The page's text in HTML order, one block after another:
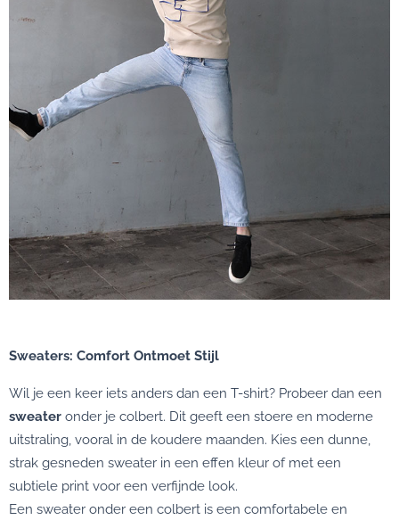
Sweaters: Comfort Ontmoet Stijl
Wil je een keer iets anders dan een T-shirt? Probeer dan een
sweater onder je colbert. Dit geeft een stoere en moderne
uitstraling, vooral in de koudere maanden. Kies een dunne,
strak gesneden sweater in een effen kleur of met een
subtiele print voor een verfijnde look.
Een sweater onder een colbert is een comfortabele en